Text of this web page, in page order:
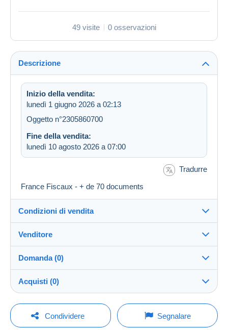
49 visite 0 osservazioni
Descrizione
Inizio della vendita:
lunedì 1 giugno 2026 a 02:13
Oggetto n°2305860700
Fine della vendita:
lunedì 10 agosto 2026 a 07:00
Tradurre
France Fiscaux - + de 70 documents
Condizioni di vendita
Destinazione:
Vedi l'elenco dei paesi
Invio:
Invio dopo il pagamento
A carico dell'acquirente
Metodi di pagamento:
Venditore
hedo37100%(68951x)
PRO
Negozio
Cognome:
Domanda (0)
Per inviare una domanda devi aprire una
Acquisti (0)
Ultimo aggiornamento: 08:47:21
Condividere Segnalare